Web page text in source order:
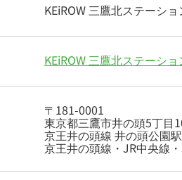
KEiROW 三鷹北ステーショ
KEiROW 三鷹北ステーショ
〒181-0001
東京都三鷹市井の頭5丁目
京王井の頭線 井の頭公園
京王井の頭線・JR中央線